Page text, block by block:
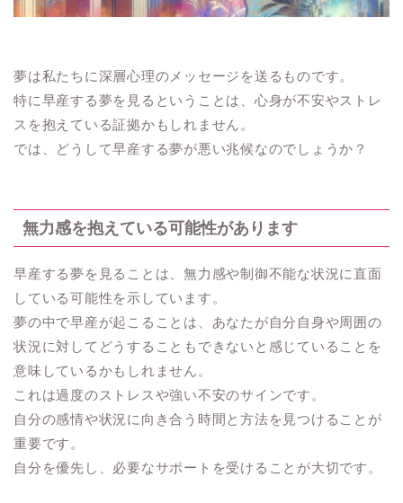
夢は私たちに深層心理のメッセージを送るものです。
特に早産する夢を見るということは、心身が不安やストレ
スを抱えている証拠かもしれません。
では、どうして早産する夢が悪い兆候なのでしょうか？
無力感を抱えている可能性があります
早産する夢を見ることは、無力感や制御不能な状況に直面
している可能性を示しています。
夢の中で早産が起こることは、あなたが自分自身や周囲の
状況に対してどうすることもできないと感じていることを
意味しているかもしれません。
これは過度のストレスや強い不安のサインです。
自分の感情や状況に向き合う時間と方法を見つけることが
重要です。
自分を優先し、必要なサポートを受けることが大切です。